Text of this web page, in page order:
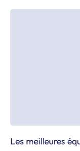
Les meilleures